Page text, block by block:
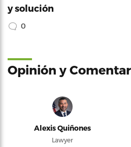
y solución
0
Opinión y
Alexis Quiñones
Lawyer